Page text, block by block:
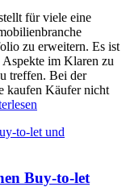
für viele eine
zu erweitern. Es ist
im Klaren zu
treffen. Bei der
kaufen Käufer nicht
Buy-to-let